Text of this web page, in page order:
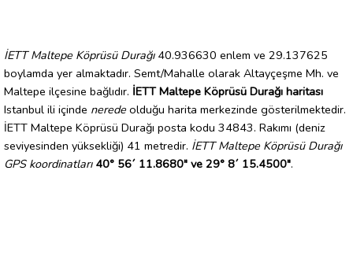
İETT Maltepe Köprüsü Durağı40.936630 enlem ve 29.137625
boylamda yer almaktadır. Semt/Mahalle olarak Altayçeşme Mh. ve
Maltepe ilçesine bağlıdır. İETT Maltepe Köprüsü Durağı haritası
Istanbul ili içinde nerede olduğu harita merkezinde gösterilmektedir.
İETT Maltepe Köprüsü Durağı posta kodu 34843. Rakımı (deniz
seviyesinden yüksekliği) 41 metredir. İETT Maltepe Köprüsü Durağı
GPS koordinatları 40° 56´ 11.8680" ve 29° 8´ 15.4500".